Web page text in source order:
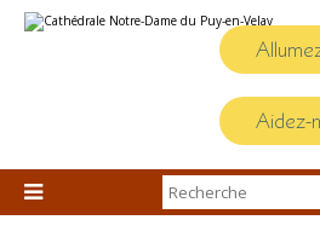
au
personnels
Aidez-

Chercher par
Recherche